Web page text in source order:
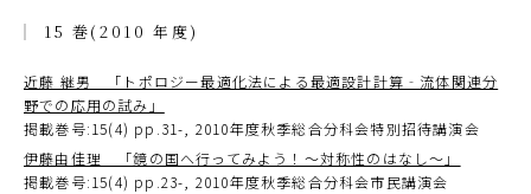
15 巻(2010 年度)
近藤 継男 「トポロジー最適化法による最適設計計算‐流体関連分
野での応用の試み」
掲載巻号:15(4) pp.31-, 2010年度秋季総合分科会特別招待講演会
伊藤由佳理 「鏡の国へ行ってみよう！～対称性のはなし～」
掲載巻号:15(4) pp.23-, 2010年度秋季総合分科会市民講演会